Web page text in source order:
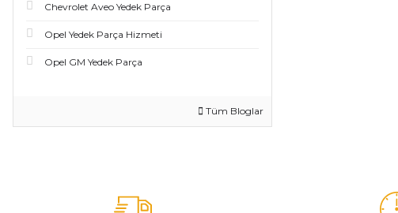
Chevrolet Aveo Yedek Parça
Opel Yedek Parça Hizmeti
Opel GM Yedek Parça
Tüm Bloglar